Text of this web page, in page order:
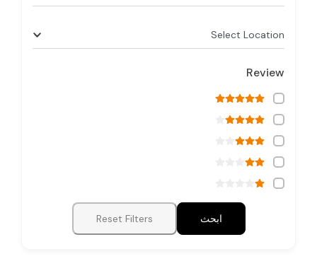
Select Location
Review
ابحث Reset Filters